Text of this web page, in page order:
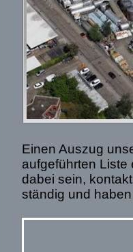
Einen Auszug
aufgeführten Liste
dabei sein,
ständig und